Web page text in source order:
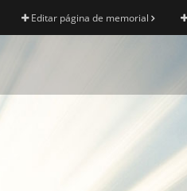
Editar página de memorial